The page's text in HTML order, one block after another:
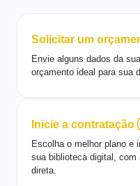
Solicitar um
Envie alguns dados da
orçamento ideal para sua
Inicie a contratação
Escolha o melhor plano e
sua biblioteca digital, com
direta.